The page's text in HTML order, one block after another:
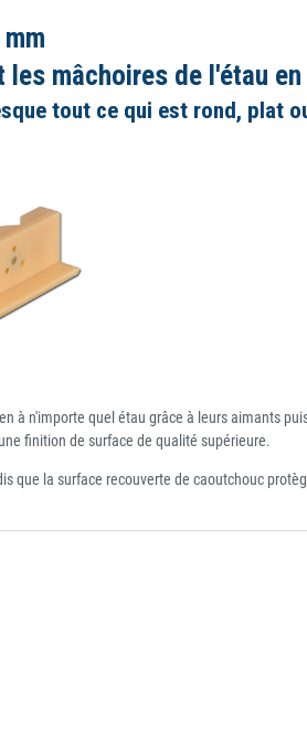
mâchoires de l'étau
tout ce qui est rond, plat
à n'importe quel étau grâce à leurs aimants
finition de surface de qualité supérieure.
que la surface recouverte de caoutchouc